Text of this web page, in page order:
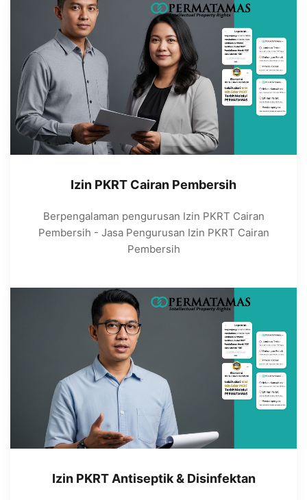
Izin PKRT Cairan Pembersih
Berpengalaman pengurusan Izin PKRT Cairan
Pembersih - Jasa Pengurusan Izin PKRT Cairan
Pembersih
Izin PKRT Antiseptik & Disinfektan